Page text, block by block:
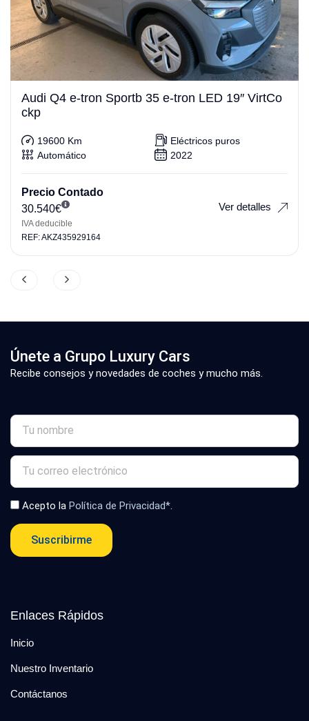
Audi Q4 e-tron Sportb 35 e-tron LED 19″ VirtCo
ckp
19600 Km
Eléctricos puros
Automático
2022
Precio Contado
30.540€
IVA deducible
Ver detalles
REF: AKZ435929164
Únete a Grupo Luxury Cars
Recibe consejos y novedades de coches y mucho más.
Acepto la Política de Privacidad*
Suscribirme
Enlaces Rápidos
Inicio
Nuestro Inventario
Contáctanos